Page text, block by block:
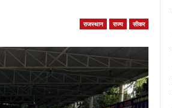
राजस्थान राज्य सीकर